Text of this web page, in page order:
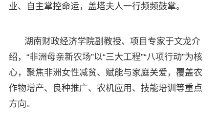
业、自主掌控命运，盖塔夫人一行频频鼓掌。
湖南财政经济学院副教授、项目专家于文龙介
绍，“非洲母亲新农场”以“三大工程”“八项行动”为核
心，聚焦非洲女性减贫、赋能与家庭关爱，覆盖农
作物增产、良种推广、农机应用、技能培训等重点
方向。